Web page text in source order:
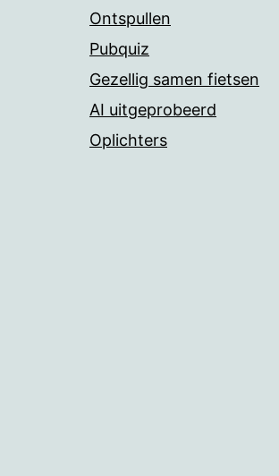
Ontspullen
Pubquiz
Gezellig samen fietsen
AI uitgeprobeerd
Oplichters